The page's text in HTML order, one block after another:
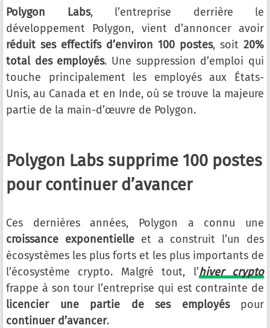
Polygon Labs, l’entreprise derrière le
développement Polygon, vient d’annoncer avoir
réduit ses effectifs d’environ 100 postes, soit 20%
total des employés. Une suppression d’emploi qui
touche principalement les employés aux États-
Unis, au Canada et en Inde, où se trouve la majeure
partie de la main-d’œuvre de Polygon.
Polygon Labs supprime 100 postes
pour continuer d’avancer
Ces dernières années, Polygon a connu une
croissance exponentielleet a construit l’un des
écosystèmes les plus forts et les plus importants de
l’écosystème crypto. Malgré tout, l’hiver crypto
frappe à son tour l’entreprise qui est contrainte de
licencier une partie de ses employéspour
continuer d’avancer.